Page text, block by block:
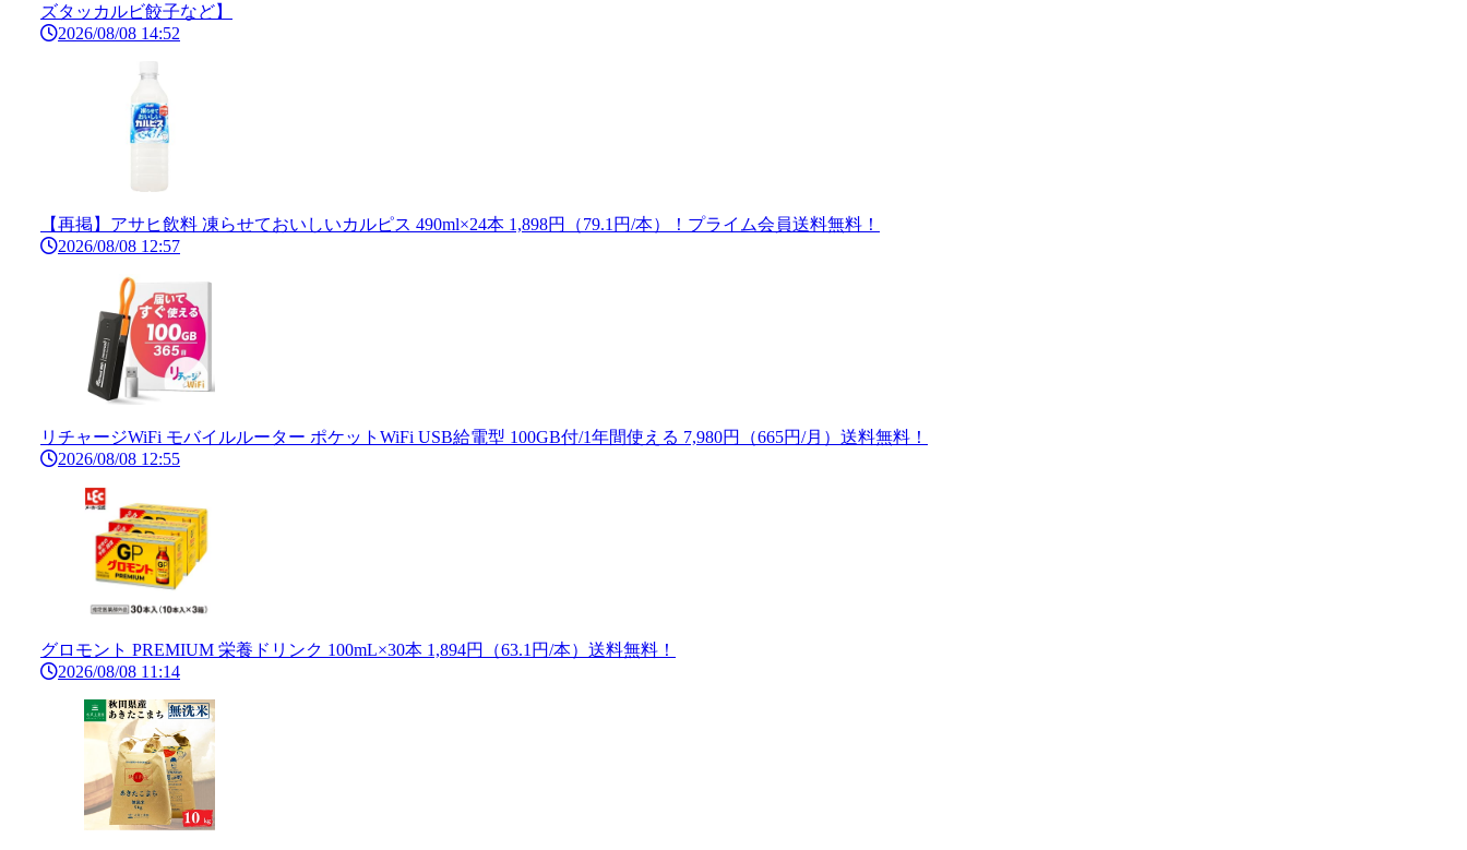
ズタッカルビ餃子など】
2026/08/08 14:52
【再掲】アサヒ飲料 凍らせておいしいカルピス 490ml×24本 1,898円（79.1円/本）！プライム会員送料無料！
2026/08/08 12:57
リチャージWiFi モバイルルーター ポケットWiFi USB給電型 100GB付/1年間使える 7,980円（665円/月）送料無料！
2026/08/08 12:55
グロモント PREMIUM 栄養ドリンク 100mL×30本 1,894円（63.1円/本）送料無料！
2026/08/08 11:14